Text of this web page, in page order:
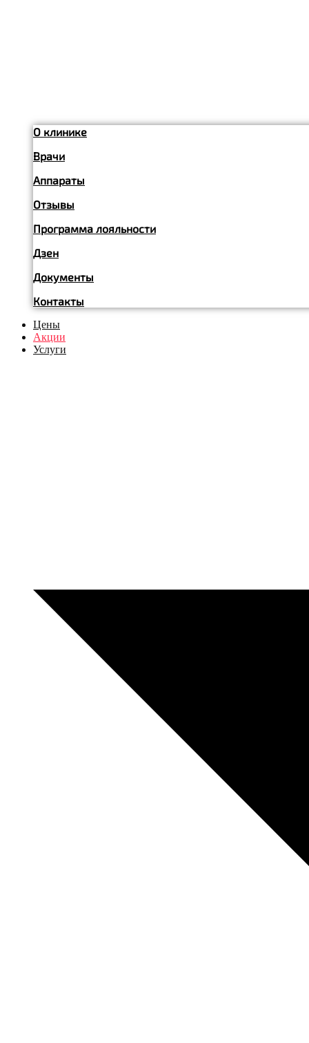
О клинике
Врачи
Аппараты
Отзывы
Программа лояльности
Дзен
Документы
Контакты
Цены
Акции
Услуги